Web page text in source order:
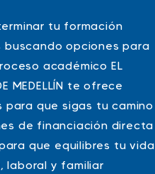
tu formación
opciones para
académico EL
MEDELLÍN te ofrece
para que sigas tu camino
de financiación directa
que equilibres tu vida
laboral y familiar